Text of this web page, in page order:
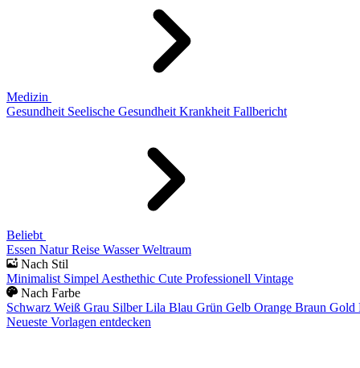
Medizin
Gesundheit Seelische Gesundheit Krankheit Fallbericht
Beliebt
Essen Natur Reise Wasser Weltraum
Nach Stil
Minimalist Simpel Aesthethic Cute Professionell Vintage
Nach Farbe
Schwarz Weiß Grau Silber Lila Blau Grün Gelb Orange Braun Gold
Neueste Vorlagen entdecken